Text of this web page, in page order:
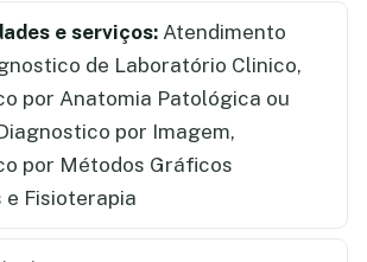
e serviços: Atendimento
de Laboratório Clinico,
por Anatomia Patológica ou
por Imagem,
por Métodos Gráficos
e Fisioterapia